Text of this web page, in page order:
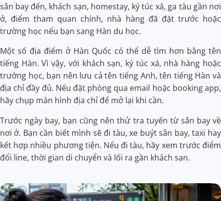
sân bay đến, khách sạn, homestay, ký túc xá, ga tàu gần nơi
ở, điểm tham quan chính, nhà hàng đã đặt trước hoặc
trường học nếu bạn sang Hàn du học.
Một số địa điểm ở Hàn Quốc có thể dễ tìm hơn bằng tên
tiếng Hàn. Vì vậy, với khách sạn, ký túc xá, nhà hàng hoặc
trường học, bạn nên lưu cả tên tiếng Anh, tên tiếng Hàn và
địa chỉ đầy đủ. Nếu đặt phòng qua email hoặc booking app,
hãy chụp màn hình địa chỉ để mở lại khi cần.
Trước ngày bay, bạn cũng nên thử tra tuyến từ sân bay về
nơi ở. Bạn cần biết mình sẽ đi tàu, xe buýt sân bay, taxi hay
kết hợp nhiều phương tiện. Nếu đi tàu, hãy xem trước điểm
đổi line, thời gian di chuyển và lối ra gần khách sạn.